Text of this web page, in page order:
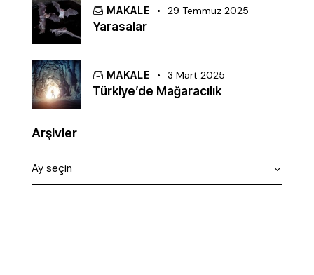
MAKALE 29 Temmuz 2025
Yarasalar
MAKALE 3 Mart 2025
Türkiye’de Mağaracılık
Arşivler